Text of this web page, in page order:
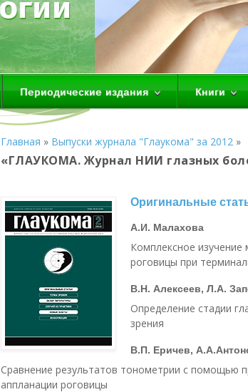
Периодические издания Книги
Главная » Выпуски журнала "Глаукома" за 2012 »
«ГЛАУКОМА. Журнал НИИ глазных
Оригинальные
А.И. Малахова
Комплексное изучение
роговицы при
В.Н. Алексеев, Л.А.
Определение стадии
зрения
В.П. Еричев,
Сравнение результатов тонометрии с помощью
аппланации роговицы